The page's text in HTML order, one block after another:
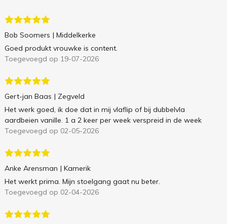
Bob Soomers | Middelkerke
Goed produkt vrouwke is content.
Toegevoegd op 19-07-2026
Gert-jan Baas | Zegveld
Het werk goed, ik doe dat in mij vlaflip of bij dubbelvla
aardbeien vanille. 1 a 2 keer per week verspreid in de week
Toegevoegd op 02-05-2026
Anke Arensman | Kamerik
Het werkt prima. Mijn stoelgang gaat nu beter.
Toegevoegd op 02-04-2026